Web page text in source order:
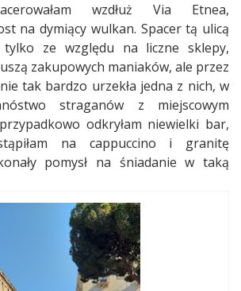
wzdłuż Via Etnea,
na dymiący wulkan. Spacer tą ulicą
ze względu na liczne sklepy,
zakupowych maniaków, ale przez
tak bardzo urzekła jedna z nich, w
straganów z miejscowym
odkryłam niewielki bar,
na cappuccino i granitę
pomysł na śniadanie w taką